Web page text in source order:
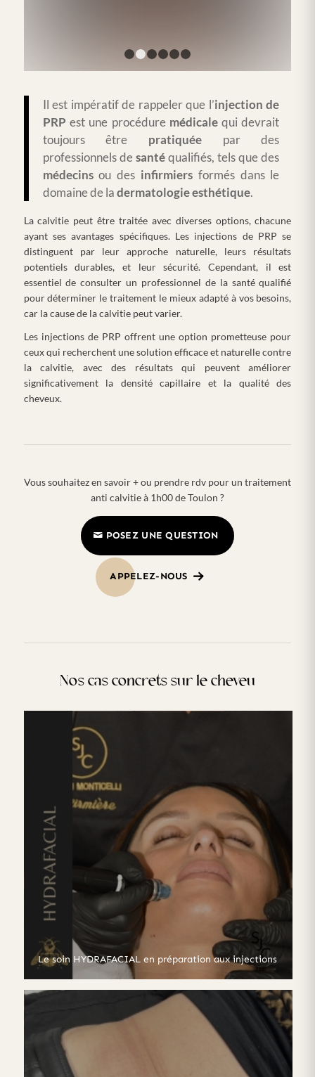
Il est impératif de rappeler que l’injection de
PRP est une procédure médicalequi devrait
toujours être pratiquée par des
professionnels desantéqualifiés, tels que des
médecinsou des infirmiers formés dans le
domaine de ladermatologieesthétique.
La calvitie peut être traitée avec diverses options, chacune
ayant ses avantages spécifiques. Les injections de PRP se
distinguent par leur approche naturelle, leurs résultats
potentiels durables, et leur sécurité. Cependant, il est
essentiel de consulter un professionnel de la santé qualifié
pour déterminer le traitement le mieux adapté à vos besoins,
car la cause de la calvitie peut varier.
Les injections de PRP offrent une option prometteuse pour
ceux qui recherchent une solution efficace et naturelle contre
la calvitie, avec des résultats qui peuvent améliorer
significativement la densité capillaire et la qualité des
cheveux.
Vous souhaitez en savoir + ou prendre rdv pour un traitement
anti calvitie à 1h00 de Toulon ?
POSEZ UNE QUESTION
APPELEZ-NOUS
Nos cas concrets sur le cheveu
Le soin HYDRAFACIAL en préparation aux injections